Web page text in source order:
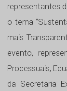
representantes
o tema
mais
evento,
Processuais,
da Secretaria